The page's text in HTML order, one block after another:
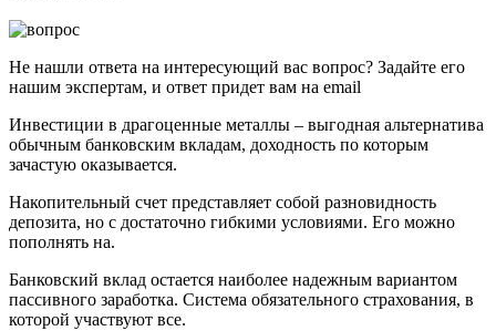
Не нашли ответа на интересующий вас вопрос? Задайте его
нашим экспертам, и ответ придет вам на email
Инвестиции в драгоценные металлы – выгодная альтернатива
обычным банковским вкладам, доходность по которым
зачастую оказывается.
Накопительный счет представляет собой разновидность
депозита, но с достаточно гибкими условиями. Его можно
пополнять на.
Банковский вклад остается наиболее надежным вариантом
пассивного заработка. Система обязательного страхования, в
которой участвуют все.